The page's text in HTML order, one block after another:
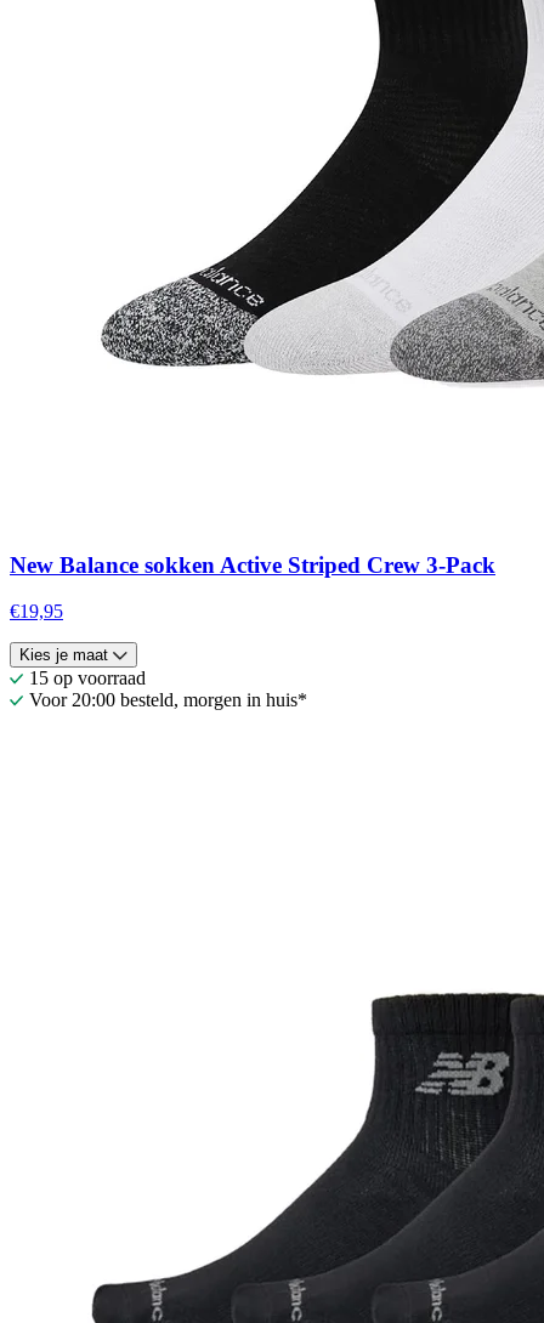
New Balance sokken Active Striped Crew 3-Pack
€19,95
Kies je maat
15 op voorraad
Voor 20:00 besteld, morgen in huis*